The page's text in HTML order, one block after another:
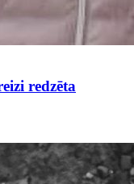
redzēta